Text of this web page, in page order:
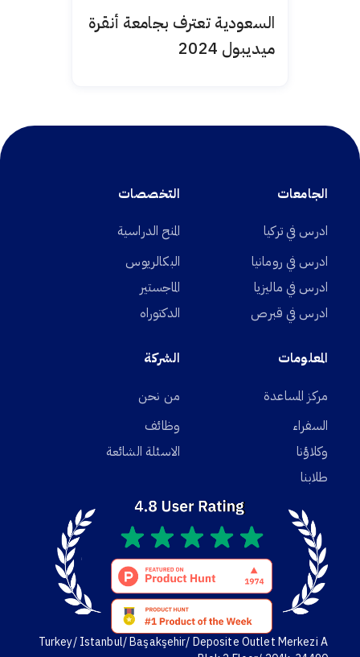
السعودية تعترف بجامعة أنقرة
ميديبول 2024
الجامعات
ادرس في تركيا
ادرس في رومانيا
ادرس في ماليزيا
ادرس في قبرص
التخصصات
المنح الدراسية
البكالريوس
الماجستير
الدكتوراه
المعلومات
مركز المساعدة
السفراء
وكلاؤنا
طلابنا
الشركة
من نحن
وظائف
الاسئلة الشائعة
Turkey/ Istanbul/ Başakşehir/ Deposite Outlet Merkezi A